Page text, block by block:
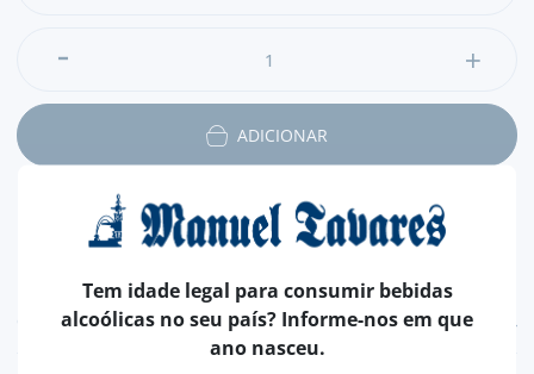
para o sono e para prevenção de diabetes.
ADICIONAR
CARACTERÍSTICAS
Tem idade legal para consumir bebidas
alcoólicas no seu país? Informe-nos em que
ano nasceu.